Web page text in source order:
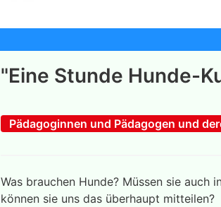
"Eine Stunde Hunde-
Pädagoginnen und Pädagogen und
Was brauchen Hunde? Müssen sie auch
können sie uns das überhaupt mitteilen?